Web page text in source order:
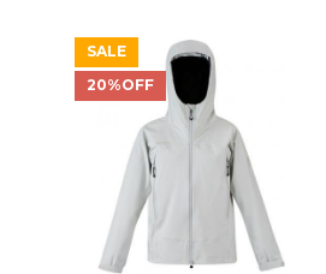
SALE
20%OFF